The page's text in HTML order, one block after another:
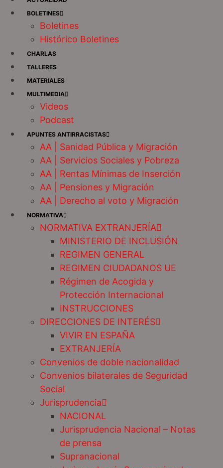
BOLETINES
Boletines
Histórico Boletines
CHARLAS
TALLERES
MATERIALES
MULTIMEDIA
Videos
Podcast
APUNTES ANTIRRACISTAS
AA | Sanidad Pública y Migración
AA | Servicios Sociales y Pobreza
AA | Rentas Mínimas de Inserción
AA | Pensiones y Migración
AA | Derecho al voto y Migración
NORMATIVA
NORMATIVA EXTRANJERÍA
MINISTERIO DE INCLUSIÓN
REGIMEN GENERAL
REGIMEN CIUDADANOS UE
Régimen de Acogida y
Protección Internacional
INSTRUCCIONES
DIRECCIONES DE INTERÉS
VIVIR EN ESPAÑA
EXTRANJERÍA
Convenios de doble nacionalidad
Convenios bilaterales de Seguridad
Social
Jurisprudencia
NACIONAL
Jurisprudencia Nacional – Notas
de prensa
Supranacional